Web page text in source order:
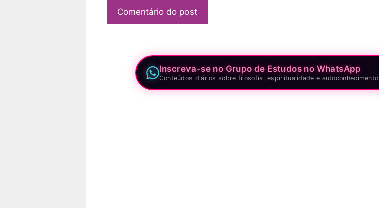
Inscreva-se no Grupo de Estudos no WhatsApp
Conteúdos diários sobre filosofia, espiritualidade e autoconhecimento